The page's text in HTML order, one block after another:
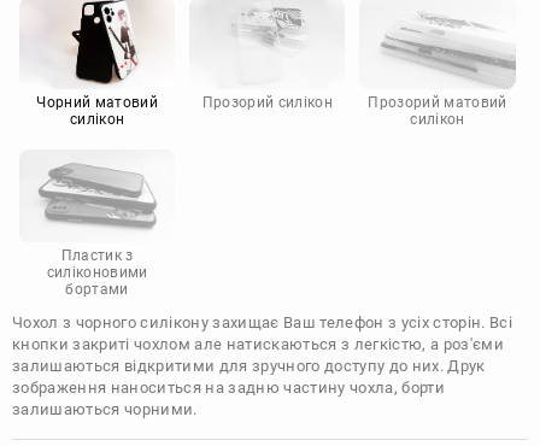
Motorola
Чорний матовий
силікон
Прозорий силікон
Прозорий матовий
силікон
Пластик з
силіконовими
бортами
Чохол з чорного силікону захищає Ваш телефон з усіх сторін. Всі
кнопки закриті чохлом але натискаються з легкістю, а роз'єми
залишаються відкритими для зручного доступу до них. Друк
зображення наноситься на задню частину чохла, борти
залишаються чорними.